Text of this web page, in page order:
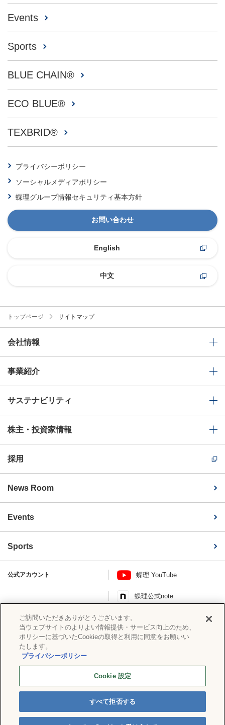
Events
Sports
BLUE CHAIN®
ECO BLUE®
TEXBRID®
プライバシーポリシー
ソーシャルメディアポリシー
蝶理グループ情報セキュリティ基本方針
お問い合わせ
English
中文
トップページ サイトマップ
会社情報
事業紹介
サステナビリティ
株主・投資家情報
採用
News Room
Events
Sports
公式アカウント 蝶理 YouTube
蝶理公式note
このページを共有する
プライバシーポリシー
蝶理グループ情報セキュリティ基本
ご訪問いただきありがとうございます。
当ウェブサイトのよりよい情報提供・サービス向上のため、
ポリシーに基づいたCookieの取得と利用に同意をお願いい
たします。
プライバシーポリシー
Cookie 設定
すべて拒否する